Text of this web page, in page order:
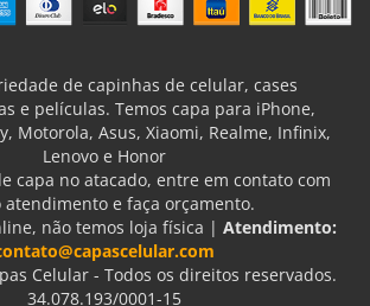
de capinhas de celular, cases
e películas. Temos capa para iPhone,
Motorola, Asus, Xiaomi, Realme, Infinix,
Lenovo e Honor
capa no atacado, entre em contato com
atendimento e faça orçamento.
não temos loja física | Atendimento:
Celular - Todos os direitos reservados.
34.078.193/0001-15